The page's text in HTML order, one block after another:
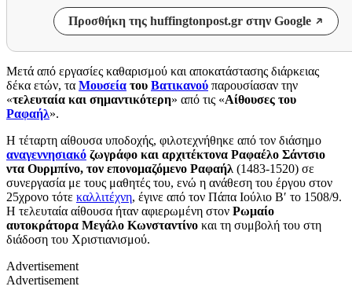
Προσθήκη της huffingtonpost.gr στην Google
Μετά από εργασίες καθαρισμού και αποκατάστασης διάρκειας
δέκα ετών, τα Μουσεία του Βατικανού παρουσίασαν την
«τελευταία και σημαντικότερη» από τις «Αίθουσες του
Ραφαήλ».
Η τέταρτη αίθουσα υποδοχής, φιλοτεχνήθηκε από τον διάσημο
αναγεννησιακό ζωγράφο και αρχιτέκτονα Ραφαέλο Σάντσιο
ντα Ουρμπίνο, τον επονομαζόμενο Ραφαήλ (1483-1520) σε
συνεργασία με τους μαθητές του, ενώ η ανάθεση του έργου στον
25χρονο τότε καλλιτέχνη, έγινε από τον Πάπα Ιούλιο Β′ το 1508/9.
Η τελευταία αίθουσα ήταν αφιερωμένη στον Ρωμαίο
αυτοκράτορα Μεγάλο Κωνσταντίνο και τη συμβολή του στη
διάδοση του Χριστιανισμού.
Advertisement
Advertisement